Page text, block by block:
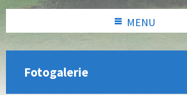
MENU
Fotogalerie